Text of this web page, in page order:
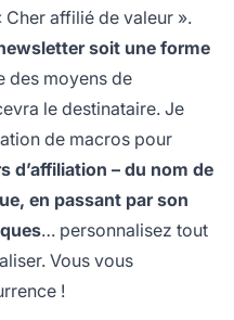
Cher affilié de valeur ».
soit une forme
des moyens de
le destinataire. Je
de macros pour
d’affiliation – du nom de
en passant par son
… personnalisez tout
Vous vous
!